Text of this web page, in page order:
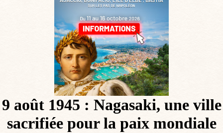
9 août 1945 : Nagasaki, une ville
sacrifiée pour la paix mondiale